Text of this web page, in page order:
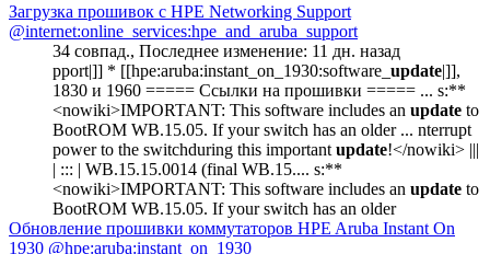
Загрузка прошивок с HPE Networking Support
@internet:online_services:hpe_and_aruba_support
34 совпад., Последнее изменение: 11 дн. назад
pport|]] * [[hpe:aruba:instant_on_1930:software_ update|]],
1830 и 1960 ===== Ссылки на прошивки ===== ... s:**
<nowiki>IMPORTANT: This software includes an update to
BootROM WB.15.05. If your switch has an older ... nterrupt
power to the switchduring this important update!</nowiki> |||
| ::: | WB.15.15.0014 (final WB.15.... s:**
<nowiki>IMPORTANT: This software includes an update to
BootROM WB.15.05. If your switch has an older
Обновление прошивки коммутаторов HPE Aruba Instant On
1930 @hpe:aruba:instant_on_1930